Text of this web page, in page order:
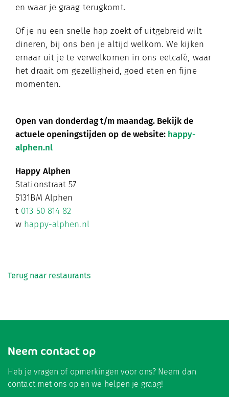
en waar je graag terugkomt.
Of je nu een snelle hap zoekt of uitgebreid wilt
dineren, bij ons ben je altijd welkom. We kijken
ernaar uit je te verwelkomen in ons eetcafé, waar
het draait om gezelligheid, goed eten en fijne
momenten.
Open van donderdag t/m maandag. Bekijk de
actuele openingstijden op de website: happy-
alphen.nl
Happy Alphen
Stationstraat 57
5131BM Alphen
t 013 50 814 82
w happy-alphen.nl
Terug naar restaurants
Neem contact op
Heb je vragen of opmerkingen voor ons? Neem dan
contact met ons op en we helpen je graag!